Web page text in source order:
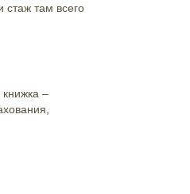
стаж там всего
–